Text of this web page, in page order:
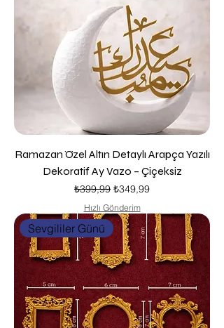
Ramazan Özel Altın Detaylı Arapça Yazılı
Dekoratif Ay Vazo – Çiçeksiz
Normal Fiyat
₺399,99 İndirimli Fiyat
₺349,99
Hızlı Gönderim
Sevgililer Günü